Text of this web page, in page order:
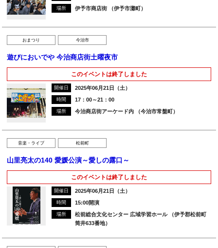
場所 伊予市商店街 （伊予市灘町）
おまつり 今治市
遊びにおいでや 今治商店街土曜夜市
このイベントは終了しました
開催日 2025年06月21日（土）
時間 17：00～21：00
場所 今治商店街アーケード内 （今治市常盤町）
音楽・ライブ 松前町
山里亮太の140 愛媛公演～愛しの露口～
このイベントは終了しました
開催日 2025年06月21日（土）
時間 15:00開演
場所
松前総合文化センター 広域学習ホール （伊予郡松前町
筒井633番地）